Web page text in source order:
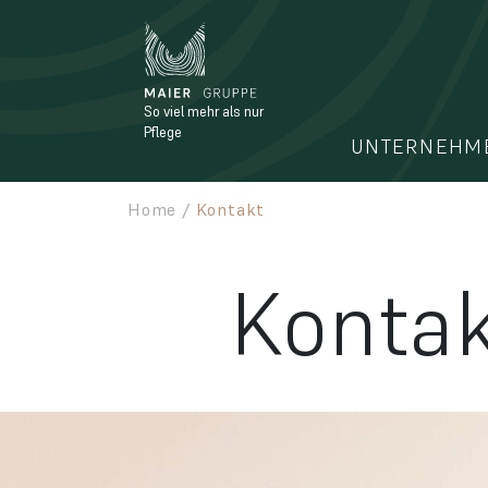
So viel mehr als nur
Pflege
Home / Kontakt